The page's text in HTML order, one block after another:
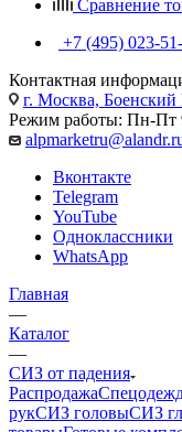
Сравнение
+7 (495) 023-
Контактная
г. Москва, Боенский
Режим работы: Пн-Пт
Вконтакте
Telegram
YouTube
Одноклассники
WhatsApp
Главная
—
Каталог
—
СИЗ от падения
Распродажа
рукСИЗ головыСИЗ